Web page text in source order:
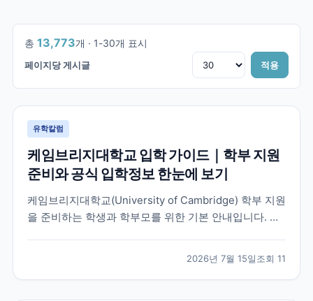
총 13,773개 · 1-30개 표시
페이지당 게시글 적용
1/460
유학칼럼
케임브리지대학교 입학 가이드｜학부 지원
준비와 공식 입학정보 한눈에 보기
케임브리지대학교(University of Cambridge) 학부 지원
을 준비하는 학생과 학부모를 위한 기본 안내입니다. 공
2026년 7월 15일조회 11